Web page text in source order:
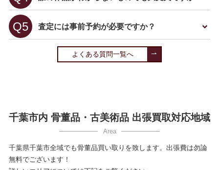
査定には事前予約が必要ですか？
よくある質問一覧へ
千葉市内 骨董品・古美術品 出張買取対応地域
千葉県千葉市全域でも骨董品買い取りを致します。出張費は勿論
無料でございます！